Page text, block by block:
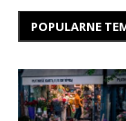
POPULARNE